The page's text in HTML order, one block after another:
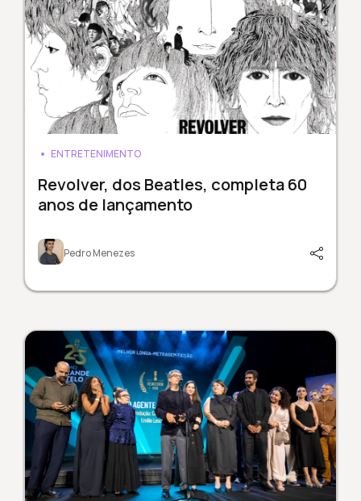
ENTRETENIMENTO
Revolver, dos Beatles, completa 60
anos de lançamento
Pedro Menezes